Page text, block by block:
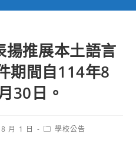
推展本土語言
期間自114年8
30日。
月 1 日
Post學校公告